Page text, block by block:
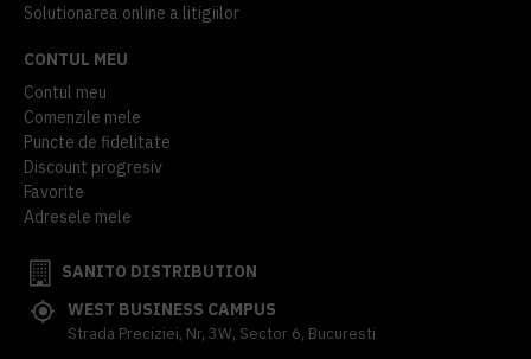
Solutionarea online a litigiilor
CONTUL MEU
Contul meu
Comenzile mele
Puncte de fidelitate
Discount progresiv
Favorite
Adresele mele
SANITO DISTRIBUTION
WEST BUSINESS CAMPUS
Strada Preciziei, Nr, 3W, Sector 6, Bucuresti